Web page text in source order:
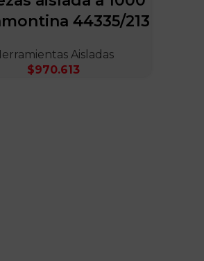
44335/213
Aisladas
$970.613